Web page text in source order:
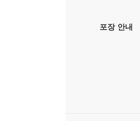
포장 안내